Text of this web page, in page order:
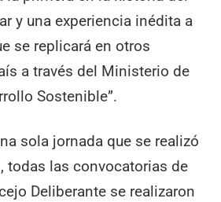
y una experiencia inédita a
se replicará en otros
a través del Ministerio de
Sostenible”.
sola jornada que se realizó
todas las convocatorias de
Deliberante se realizaron